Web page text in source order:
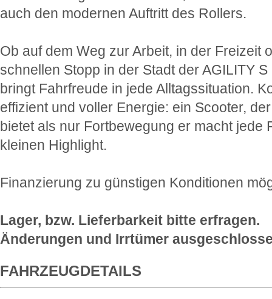
auch den modernen Auftritt des Rollers.
Ob auf dem Weg zur Arbeit, in der Freizeit
schnellen Stopp in der Stadt der AGILITY
bringt Fahrfreude in jede Alltagssituation.
effizient und voller Energie: ein Scooter,
bietet als nur Fortbewegung er macht jede
kleinen Highlight.
Finanzierung zu günstigen Konditionen
Lager, bzw. Lieferbarkeit bitte erfragen.
Änderungen und Irrtümer
FAHRZEUGDETAILS